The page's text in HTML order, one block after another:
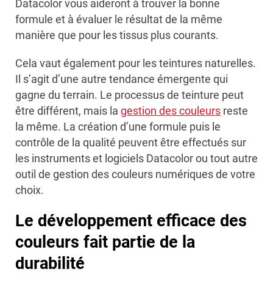
Datacolor vous aideront à trouver la bonne
formule et à évaluer le résultat de la même
manière que pour les tissus plus courants.
Cela vaut également pour les teintures naturelles.
Il s’agit d’une autre tendance émergente qui
gagne du terrain. Le processus de teinture peut
être différent, mais la gestion des couleurs reste
la même. La création d’une formule puis le
contrôle de la qualité peuvent être effectués sur
les instruments et logiciels Datacolor ou tout autre
outil de gestion des couleurs numériques de votre
choix.
Le développement efficace des
couleurs fait partie de la
durabilité